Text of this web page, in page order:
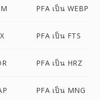
PFA เป็น WEBP
PFA เป็น FTS
PFA เป็น HRZ
PFA เป็น MNG